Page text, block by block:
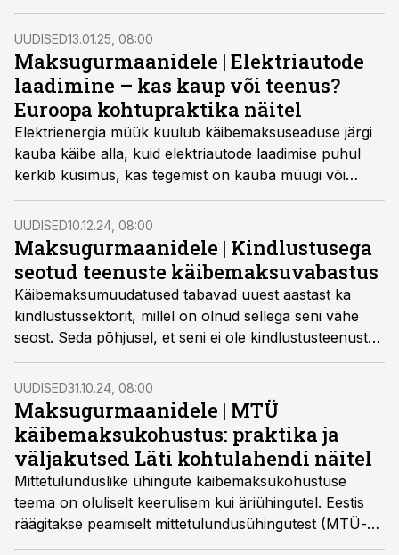
korrigeerimisperioodi kohaldamist. Otsus toob selguse,
kuidas tõlgendada põhivara ja teenuste
sisendkäibemaksu arvestust neutraalse maksustamise
põhimõtte alusel.
UUDISED13.01.25, 08:00
Maksugurmaanidele | Elektriautode
laadimine – kas kaup või teenus?
Euroopa kohtupraktika näitel
Elektrienergia müük kuulub käibemaksuseaduse järgi
kauba käibe alla, kuid elektriautode laadimise puhul
kerkib küsimus, kas tegemist on kauba müügi või
teenuse osutamisega.
UUDISED10.12.24, 08:00
Maksugurmaanidele | Kindlustusega
seotud teenuste käibemaksuvabastus
Käibemaksumuudatused tabavad uuest aastast ka
kindlustussektorit, millel on olnud sellega seni vähe
seost. Seda põhjusel, et seni ei ole kindlustusteenust
käibemaksuga maksustatud, sealhulgas
edasikindlustus- ja kindlustusvahendusteenust.
UUDISED31.10.24, 08:00
Maksugurmaanidele | MTÜ
käibemaksukohustus: praktika ja
väljakutsed Läti kohtulahendi näitel
Mittetulunduslike ühingute käibemaksukohustuse
teema on oluliselt keerulisem kui äriühingutel. Eestis
räägitakse peamiselt mittetulundusühingutest (MTÜ-d)
ja sihtasutustest ning kui MTÜ-de osas on päris